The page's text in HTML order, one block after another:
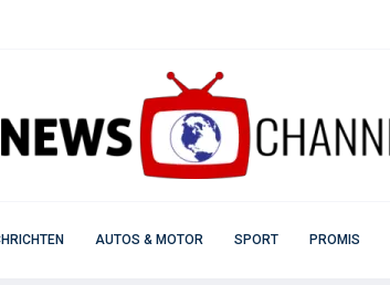
AUTOS & MOTOR SPORT PROMIS